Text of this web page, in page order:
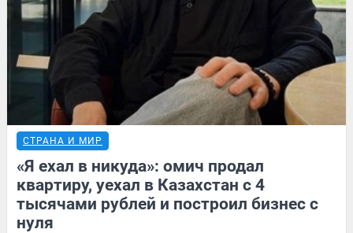
СТРАНА И МИР
«Я ехал в никуда»: омич продал
квартиру, уехал в Казахстан с 4
тысячами рублей и построил бизнес с
нуля